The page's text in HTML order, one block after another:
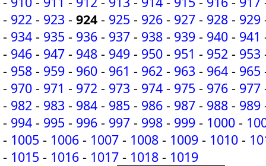
- 922 - 923 - 924 - 925 - 926 - 927 - 928 - 929
- 934 - 935 - 936 - 937 - 938 - 939 - 940 - 941
- 946 - 947 - 948 - 949 - 950 - 951 - 952 - 953
- 958 - 959 - 960 - 961 - 962 - 963 - 964 - 965
- 970 - 971 - 972 - 973 - 974 - 975 - 976 - 977
- 982 - 983 - 984 - 985 - 986 - 987 - 988 - 989
- 994 - 995 - 996 - 997 - 998 - 999 - 1000 -
- 1005 - 1006 - 1007 - 1008 - 1009 - 1010 -
- 1015 - 1016 - 1017 - 1018 - 1019